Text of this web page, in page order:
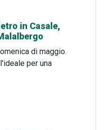
in Casale,
di maggio.
per una